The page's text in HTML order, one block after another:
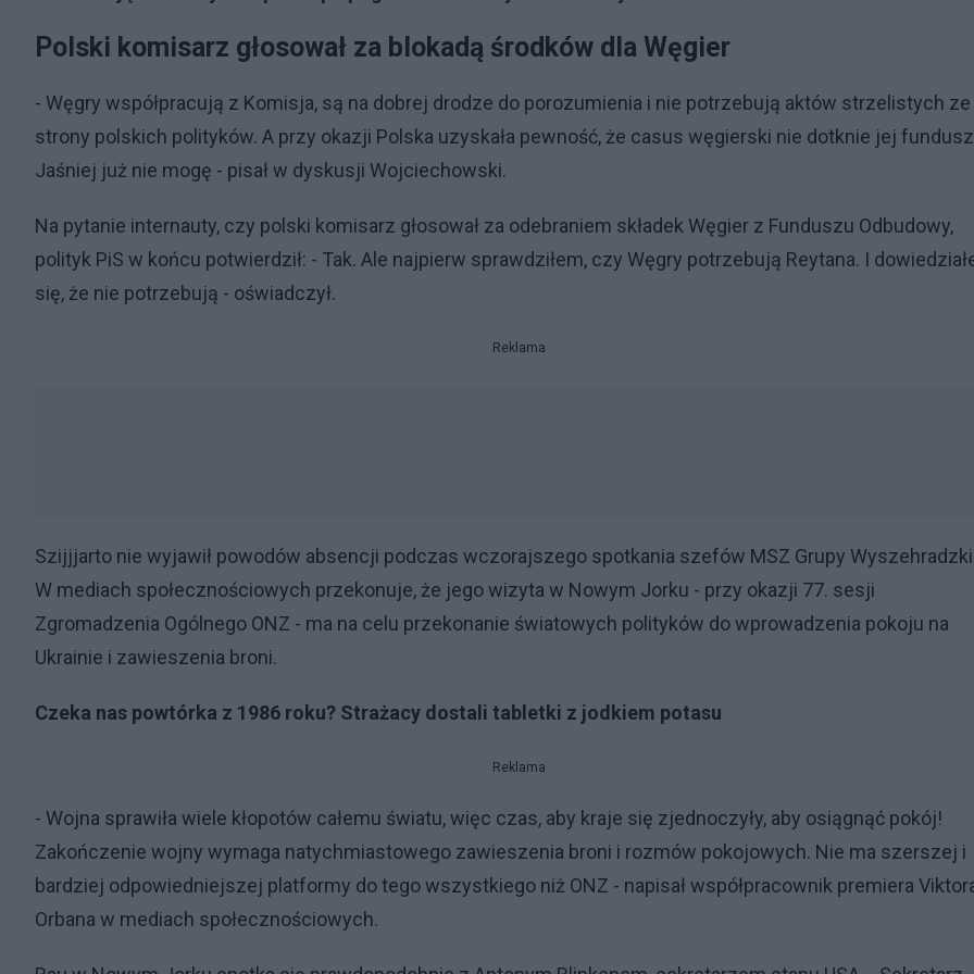
Polski komisarz głosował za blokadą środków dla Węgier
- Węgry współpracują z Komisja, są na dobrej drodze do porozumienia i nie potrzebują aktów strzelistych ze
strony polskich polityków. A przy okazji Polska uzyskała pewność, że casus węgierski nie dotknie jej
Jaśniej już nie mogę - pisał w dyskusji Wojciechowski.
Na pytanie internauty, czy polski komisarz głosował za odebraniem składek Węgier z Funduszu Odbudowy,
polityk PiS w końcu potwierdził: - Tak. Ale najpierw sprawdziłem, czy Węgry potrzebują Reytana. I
się, że nie potrzebują - oświadczył.
Reklama
Szijjjarto nie wyjawił powodów absencji podczas wczorajszego spotkania szefów MSZ Grupy
W mediach społecznościowych przekonuje, że jego wizyta w Nowym Jorku - przy okazji 77. sesji
Zgromadzenia Ogólnego ONZ - ma na celu przekonanie światowych polityków do wprowadzenia pokoju na
Ukrainie i zawieszenia broni.
Czeka nas powtórka z 1986 roku? Strażacy dostali tabletki z jodkiem potasu
Reklama
- Wojna sprawiła wiele kłopotów całemu światu, więc czas, aby kraje się zjednoczyły, aby osiągnąć pokój!
Zakończenie wojny wymaga natychmiastowego zawieszenia broni i rozmów pokojowych. Nie ma szerszej i
bardziej odpowiedniejszej platformy do tego wszystkiego niż ONZ - napisał współpracownik premiera
Orbana w mediach społecznościowych.